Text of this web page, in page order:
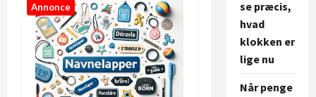
Annonce
se præcis,
hvad
klokken er
lige nu
Når penge